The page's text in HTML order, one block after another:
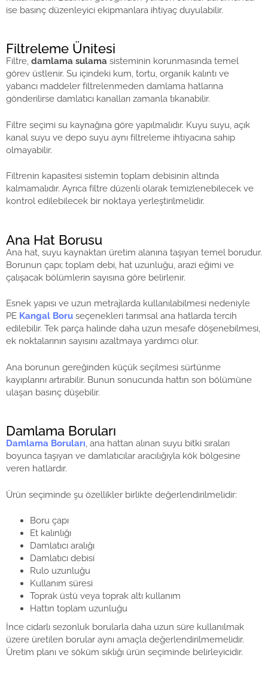
ise basınç düzenleyici ekipmanlara ihtiyaç duyulabilir.
Filtreleme Ünitesi
Filtre, damlama sulama sisteminin korunmasında temel
görev üstlenir. Su içindeki kum, tortu, organik kalıntı ve
yabancı maddeler filtrelenmeden damlama hatlarına
gönderilirse damlatıcı kanalları zamanla tıkanabilir.
Filtre seçimi su kaynağına göre yapılmalıdır. Kuyu suyu, açık
kanal suyu ve depo suyu aynı filtreleme ihtiyacına sahip
olmayabilir.
Filtrenin kapasitesi sistemin toplam debisinin altında
kalmamalıdır. Ayrıca filtre düzenli olarak temizlenebilecek ve
kontrol edilebilecek bir noktaya yerleştirilmelidir.
Ana Hat Borusu
Ana hat, suyu kaynaktan üretim alanına taşıyan temel borudur.
Borunun çapı; toplam debi, hat uzunluğu, arazi eğimi ve
çalışacak bölümlerin sayısına göre belirlenir.
Esnek yapısı ve uzun metrajlarda kullanılabilmesi nedeniyle
PE Kangal Boru seçenekleri tarımsal ana hatlarda tercih
edilebilir. Tek parça halinde daha uzun mesafe döşenebilmesi,
ek noktalarının sayısını azaltmaya yardımcı olur.
Ana borunun gereğinden küçük seçilmesi sürtünme
kayıplarını artırabilir. Bunun sonucunda hattın son bölümüne
ulaşan basınç düşebilir.
Damlama Boruları
Damlama Boruları, ana hattan alınan suyu bitki sıraları
boyunca taşıyan ve damlatıcılar aracılığıyla kök bölgesine
veren hatlardır.
Ürün seçiminde şu özellikler birlikte değerlendirilmelidir:
Boru çapı
Et kalınlığı
Damlatıcı aralığı
Damlatıcı debisi
Rulo uzunluğu
Kullanım süresi
Toprak üstü veya toprak altı kullanım
Hattın toplam uzunluğu
İnce cidarlı sezonluk borularla daha uzun süre kullanılmak
üzere üretilen borular aynı amaçla değerlendirilmemelidir.
Üretim planı ve söküm sıklığı ürün seçiminde belirleyicidir.